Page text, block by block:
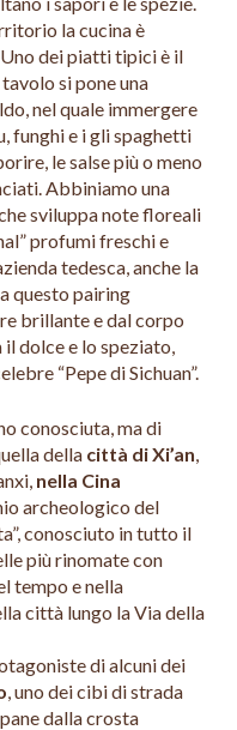
la cucina è
dei piatti tipici è il
si pone una
nel quale immergere
funghi e i gli spaghetti
le salse più o meno
Abbiniamo una
sviluppa note floreali
profumi freschi e
tedesca, anche la
questo pairing
brillante e dal corpo
dolce e lo speziato,
“Pepe di Sichuan”.
conosciuta, ma di
della città di Xi’an,
nella Cina
archeologico del
conosciuto in tutto il
più rinomate con
tempo e nella
città lungo la Via della
di alcuni dei
, uno dei cibi di strada
dalla crosta